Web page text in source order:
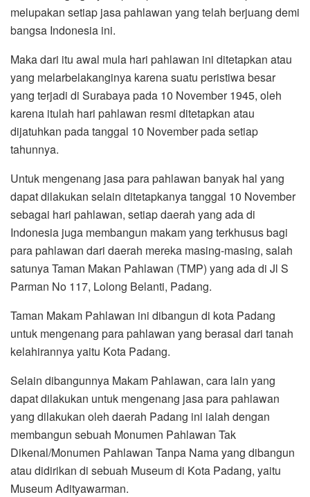
melupakan setiap jasa pahlawan yang telah berjuang demi
bangsa Indonesia ini.
Maka dari itu awal mula hari pahlawan ini ditetapkan atau
yang melarbelakanginya karena suatu peristiwa besar
yang terjadi di Surabaya pada 10 November 1945, oleh
karena itulah hari pahlawan resmi ditetapkan atau
dijatuhkan pada tanggal 10 November pada setiap
tahunnya.
Untuk mengenang jasa para pahlawan banyak hal yang
dapat dilakukan selain ditetapkanya tanggal 10 November
sebagai hari pahlawan, setiap daerah yang ada di
Indonesia juga membangun makam yang terkhusus bagi
para pahlawan dari daerah mereka masing-masing, salah
satunya Taman Makan Pahlawan (TMP) yang ada di Jl S
Parman No 117, Lolong Belanti, Padang.
Taman Makam Pahlawan ini dibangun di kota Padang
untuk mengenang para pahlawan yang berasal dari tanah
kelahirannya yaitu Kota Padang.
Selain dibangunnya Makam Pahlawan, cara lain yang
dapat dilakukan untuk mengenang jasa para pahlawan
yang dilakukan oleh daerah Padang ini ialah dengan
membangun sebuah Monumen Pahlawan Tak
Dikenal/Monumen Pahlawan Tanpa Nama yang dibangun
atau didirikan di sebuah Museum di Kota Padang, yaitu
Museum Adityawarman.